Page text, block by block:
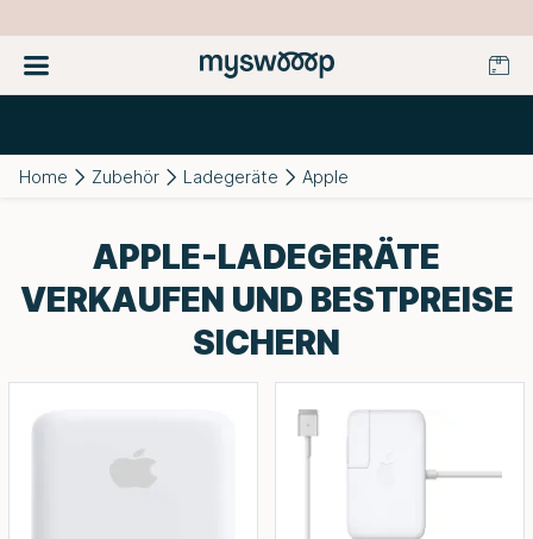
Home Zubehör Ladegeräte Apple
APPLE-LADEGERÄTE
VERKAUFEN UND BESTPREISE
SICHERN